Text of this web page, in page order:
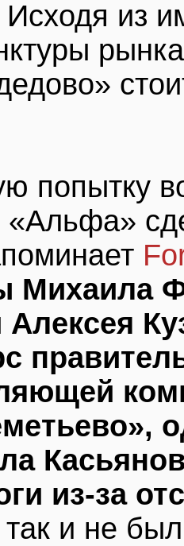
Исходя из
попытку
«Альфа»
Михаила
Алексея
из-за
так и не